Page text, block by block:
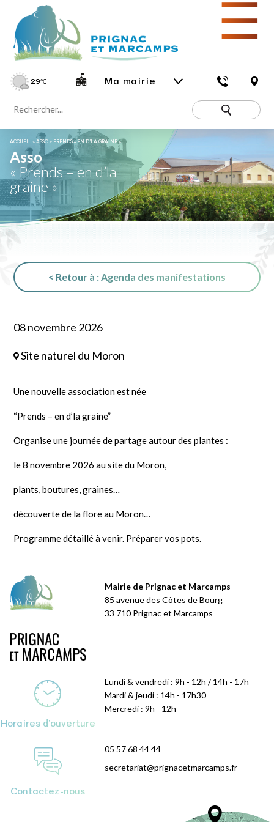
29℃ Ma mairie
☰
ACCUEIL »ASSO « PRENDS – EN D’LA GRAINE »
Asso
« Prends – en d’la
graine »
< Retour à : Agenda des manifestations
08 novembre 2026
Site naturel du Moron
Une nouvelle association est née
“Prends – en d’la graine”
Organise une journée de partage autour des plantes :
le 8 novembre 2026 au site du Moron,
plants, boutures, graines…
découverte de la flore au Moron…
Programme détaillé à venir. Préparer vos pots.
Mairie de Prignac et Marcamps
85 avenue des Côtes de Bourg
33 710 Prignac et Marcamps
Horaires d'ouverture
Lundi & vendredi : 9h - 12h / 14h - 17h
Mardi & jeudi : 14h - 17h30
Mercredi : 9h - 12h
Contactez-nous
05 57 68 44 44
secretariat@prignacetmarcamps.fr